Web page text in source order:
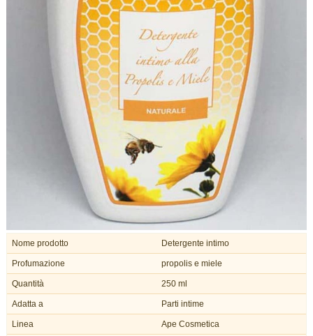
Nome prodotto Detergente intimo
Profumazione propolis e miele
Quantità 250 ml
Adatta a Parti intime
Linea Ape Cosmetica